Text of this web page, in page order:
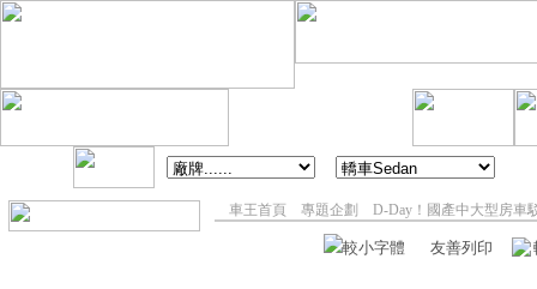
車王首頁 專題企劃 D-Day！國產中大型房車
較小字體 友善列印